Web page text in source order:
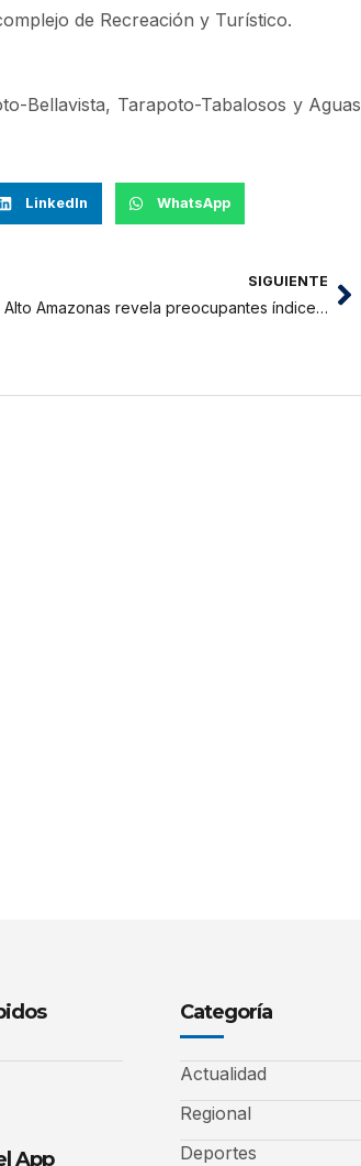
de Recreación y Turístico.
Bellavista, Tarapoto-Tabalosos y Aguas
LinkedIn WhatsApp
SIGUIENTE
Fiscalía de Alto Amazonas revela preocupantes índices de delitos contra el patrimonio y violencia familiar
App
Categoría
Actualidad
Regional
Deportes